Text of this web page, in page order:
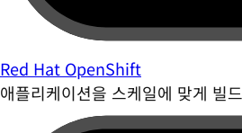
Red Hat OpenShift
애플리케이션을 스케일에 맞게 빌